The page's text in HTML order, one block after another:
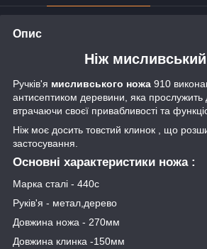
Опис
Ніж
Ручків'я мисливського ножа 910
антисептиком деревини, яка прослужить
втрачаючи своєї привабливості та
Ніж моє досить товстий клинок , що
застосування.
Основні характеристики ножа:
Марка сталі - 440с
Руків'я - метал,дерево
Довжина ножа - 270мм
Довжина клинка -150мм